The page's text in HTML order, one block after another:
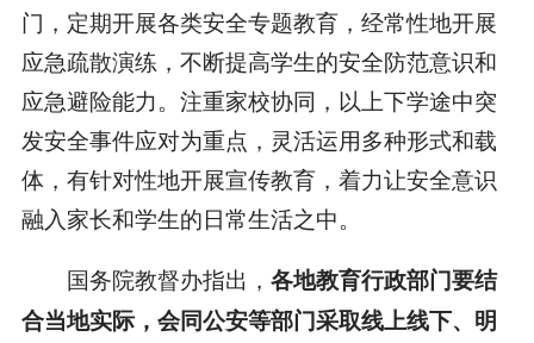
门，定期开展各类安全专题教育，经常性地开展
应急疏散演练，不断提高学生的安全防范意识和
应急避险能力。注重家校协同，以上下学途中突
发安全事件应对为重点，灵活运用多种形式和载
体，有针对性地开展宣传教育，着力让安全意识
融入家长和学生的日常生活之中。
国务院教督办指出， 各地教育行政部门要结
合当地实际，会同公安等部门采取线上线下、明